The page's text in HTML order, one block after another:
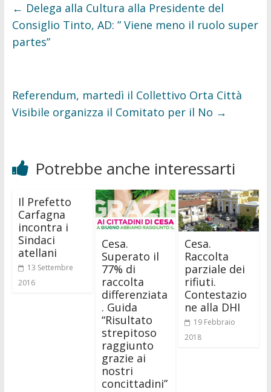
o
k
r
← Delega alla Cultura alla Presidente del
Consiglio Tinto, AD: ” Viene meno il ruolo super
partes”
Referendum, martedì il Collettivo Orta Città
Visibile organizza il Comitato per il No →
Potrebbe anche interessarti
Il Prefetto
Carfagna
incontra i
Sindaci
atellani
13 Settembre
2016
Cesa.
Superato il
77% di
raccolta
differenziata
. Guida
“Risultato
strepitoso
raggiunto
grazie ai
nostri
concittadini”
Cesa.
Raccolta
parziale dei
rifiuti.
Contestazio
ne alla DHI
19 Febbraio
2018